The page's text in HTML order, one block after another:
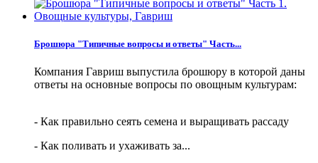
Брошюра "Типичные вопросы и ответы" Часть...
Компания Гавриш выпустила брошюру в которой даны
ответы на основные вопросы по овощным культурам:
- Как правильно сеять семена и выращивать рассаду
- Как поливать и ухаживать за...